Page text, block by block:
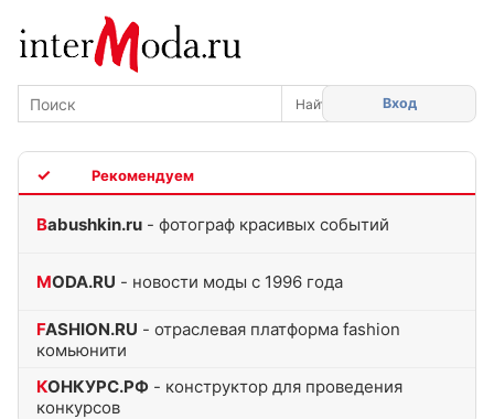
Вход
Babushkin.ru - фотограф красивых событий
MODA.RU - новости моды с 1996 года
FASHION.RU - отраслевая платформа fashion
комьюнити
КОНКУРС.РФ - конструктор для проведения
конкурсов